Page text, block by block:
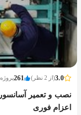
3.0(از 2 نظر) 261
نصب و تعمیر
اعزام فوری